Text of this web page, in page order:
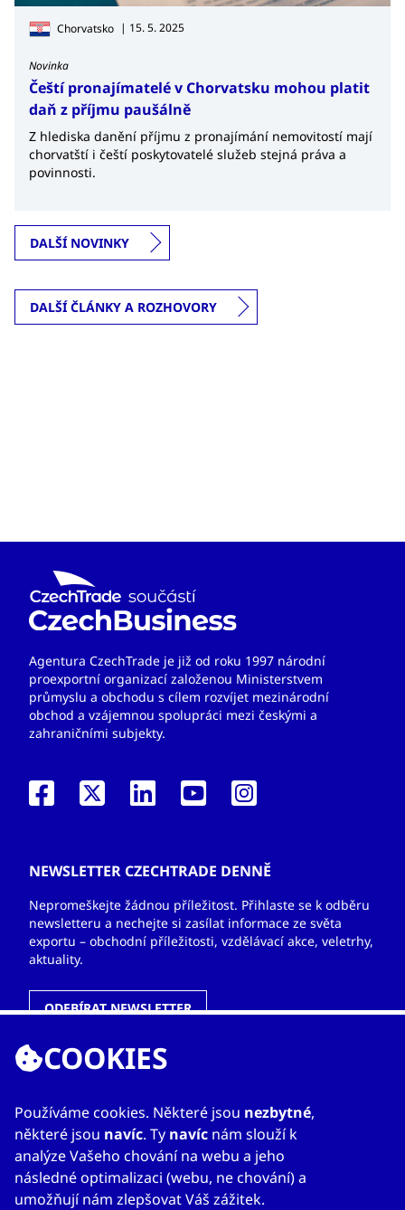
Chorvatsko | 15. 5. 2025
Novinka
Čeští pronajímatelé v Chorvatsku mohou platit
daň z příjmu paušálně
Z hlediska danění příjmu z pronajímání nemovitostí mají
chorvatští i čeští poskytovatelé služeb stejná práva a
povinnosti.
DALŠÍ NOVINKY
DALŠÍ ČLÁNKY A ROZHOVORY
Agentura CzechTrade je již od roku 1997 národní
proexportní organizací založenou Ministerstvem
průmyslu a obchodu s cílem rozvíjet mezinárodní
obchod a vzájemnou spolupráci mezi českými a
zahraničními subjekty.
NEWSLETTER CZECHTRADE DENNĚ
Nepromeškejte žádnou příležitost. Přihlaste se k odběru
newsletteru a nechejte si zasílat informace ze světa
exportu – obchodní příležitosti, vzdělávací akce, veletrhy,
aktuality.
ODEBÍRAT NEWSLETTER
ODKAZY
O nás
Zahraniční kanceláře
Služby
COOKIES
Používáme cookies. Některé jsou nezbytné,
některé jsou navíc. Ty navíc nám slouží k
analýze Vašeho chování na webu a jeho
následné optimalizaci (webu, ne chování) a
umožňují nám zlepšovat Váš zážitek.